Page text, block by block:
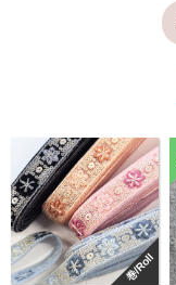
巻/Roll